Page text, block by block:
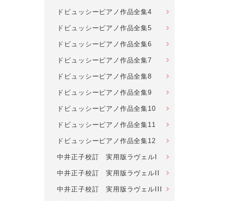
ドビュッシーピアノ作品全集4
ドビュッシーピアノ作品全集5
ドビュッシーピアノ作品全集6
ドビュッシーピアノ作品全集7
ドビュッシーピアノ作品全集8
ドビュッシーピアノ作品全集9
ドビュッシーピアノ作品全集10
ドビュッシーピアノ作品全集11
ドビュッシーピアノ作品全集12
中井正子校訂 実用版ラヴェルI
中井正子校訂 実用版ラヴェルII
中井正子校訂 実用版ラヴェルIII